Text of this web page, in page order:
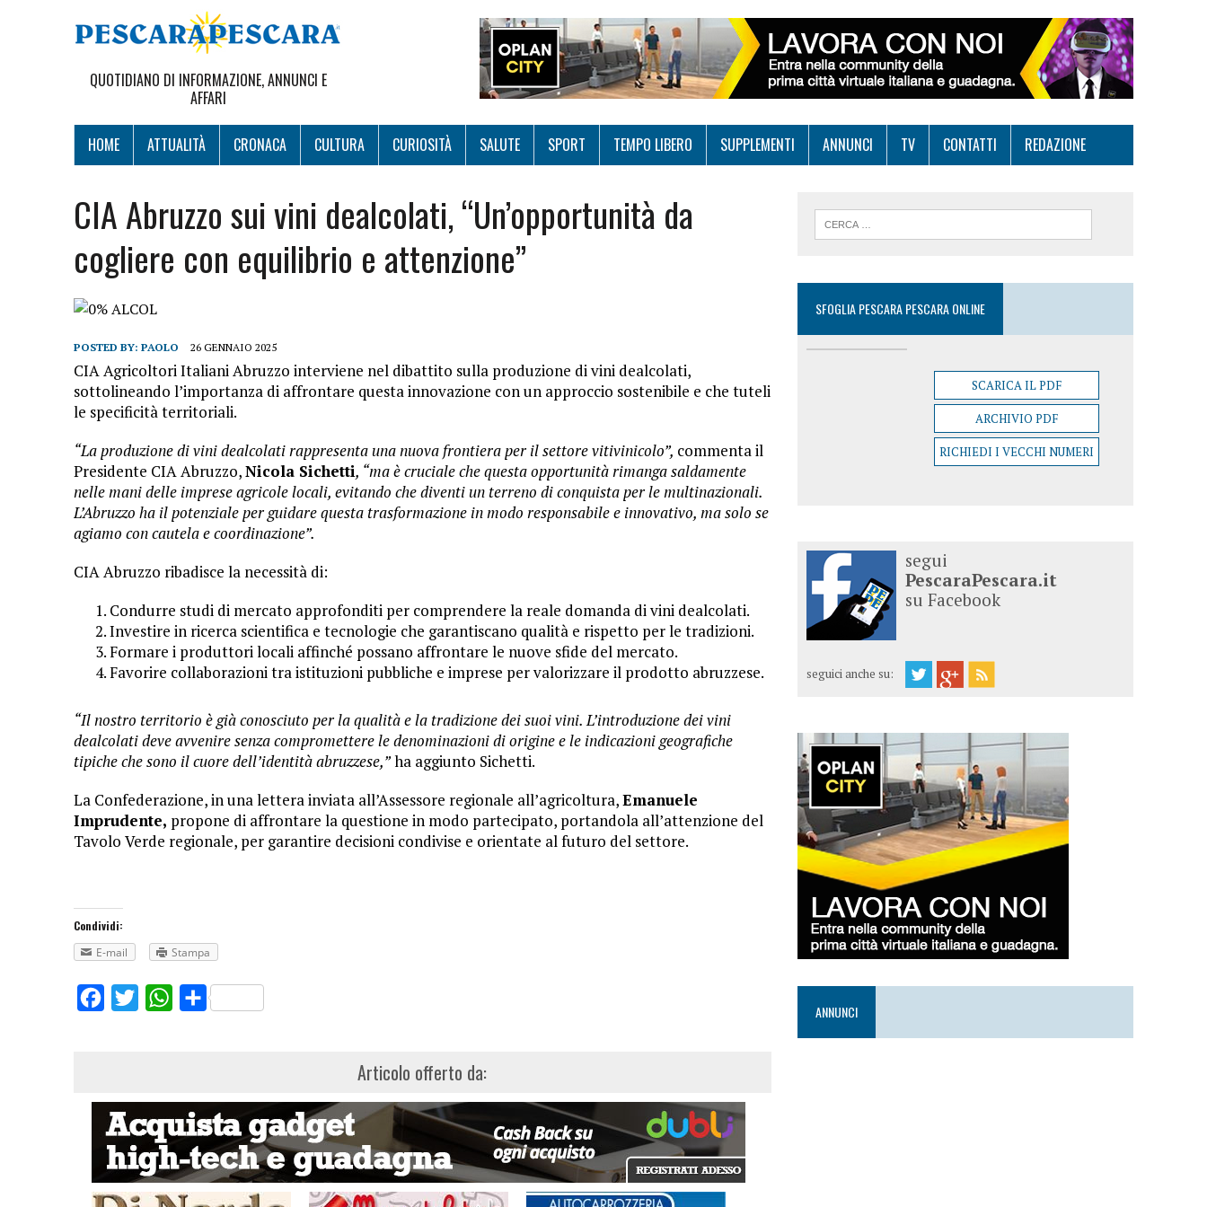
QUOTIDIANO DI INFORMAZIONE, ANNUNCI E
AFFARI
HOME ATTUALITÀ CRONACA CULTURA CURIOSITÀ SALUTE SPORT TEMPO LIBERO SUPPLEMENTI ANNUNCI TV CONTATTI REDAZIONE
CIA Abruzzo sui vini dealcolati, “Un’opportunità da
cogliere con equilibrio e attenzione”
POSTED BY: PAOLO 26 GENNAIO 2025
CIA Agricoltori Italiani Abruzzo interviene nel dibattito sulla produzione di vini dealcolati,
sottolineando l’importanza di affrontare questa innovazione con un approccio sostenibile e che tuteli
le specificità territoriali.
“La produzione di vini dealcolati rappresenta una nuova frontiera per il settore vitivinicolo”, commenta il
Presidente CIA Abruzzo,Nicola Sichetti, “ma è cruciale che questa opportunità rimanga saldamente
nelle mani delle imprese agricole locali, evitando che diventi un terreno di conquista per le multinazionali.
L’Abruzzo ha il potenziale per guidare questa trasformazione in modo responsabile e innovativo, ma solo se
agiamo con cautela e coordinazione”.
CIA Abruzzo ribadisce la necessità di:
Condurre studi di mercato approfonditi per comprendere la reale domanda di vini dealcolati.
Investire in ricerca scientifica e tecnologie che garantiscano qualità e rispetto per le tradizioni.
Formare i produttori locali affinché possano affrontare le nuove sfide del mercato.
Favorire collaborazioni tra istituzioni pubbliche e imprese per valorizzare il prodotto abruzzese.
“Il nostro territorio è già conosciuto per la qualità e la tradizione dei suoi vini. L’introduzione dei vini
dealcolati deve avvenire senza compromettere le denominazioni di origine e le indicazioni geografiche
tipiche che sono il cuore dell’identità abruzzese,”ha aggiunto Sichetti.
La Confederazione, in una lettera inviata all’Assessore regionale all’agricoltura,Emanuele
Imprudente, propone di affrontare la questione in modo partecipato, portandola all’attenzione del
Tavolo Verde regionale, per garantire decisioni condivise e orientate al futuro del settore.
Condividi:
E-mail
Stampa
FacebookTwitterWhatsApp
Share
Articolo offerto da:
SFOGLIA PESCARA PESCARA ONLINE
SCARICA IL PDF
ARCHIVIO PDF
RICHIEDI I VECCHI NUMERI
segui
PescaraPescara.it
su Facebook
seguici anche su:
ANNUNCI